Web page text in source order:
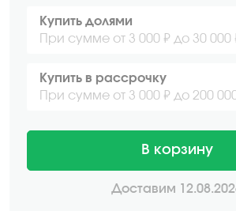
Купить долями
При сумме от 3 000 ₽ до 30 000
Купить в рассрочку
При сумме от 3 000 ₽ до 200
В корзину
Доставим